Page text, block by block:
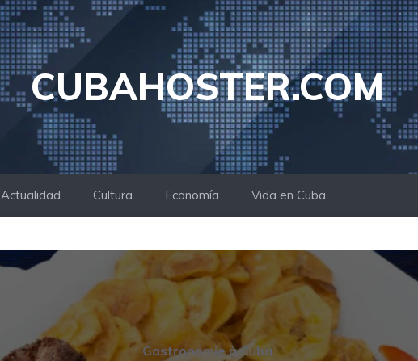
CUBAHOSTER.COM
Actualidad Cultura Economía Vida en Cuba
Gastronomie à Cuba